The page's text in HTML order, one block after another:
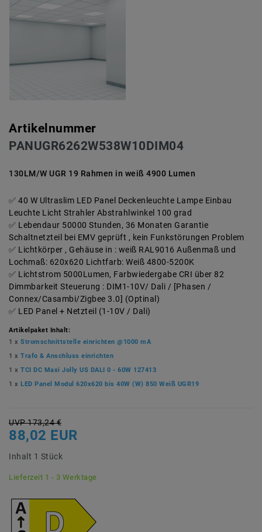
Artikelnummer
PANUGR6262W538W10DIM04
130LM/W UGR 19 Rahmen in weiß 4900 Lumen
40 W Ultraslim LED Panel Deckenleuchte Lampe Einbau
Leuchte Licht Strahler Abstrahlwinkel 100 grad
Lebendaur 50000 Stunden, 36 Monaten Garantie
Schaltnetzteil bei EMV geprüft , kein Funkstörungen Problem
Lichtkörper , Gehäuse in : weiß RAL9016 Außenmaß und
Lochmaß: 620x620 Lichtfarb: Weiß 4800-5200K
Lichtstrom 5000Lumen, Farbwiedergabe CRI über 82
Dimmbarkeit Steuerung : DIM1-10V/ Dali / [Phasen /
Connex/Casambi/Zigbee 3.0] (Optinal)
LED Panel + Netzteil (1-10V / Dali)
Artikelpaket Inhalt:
1 x Stromschnittstelle einrichten @1000 mA
1 x Trafo & Anschluss einrichten
1 x TCI DC Maxi Jolly US DALI 0 - 60W 127413
1 x LED Panel Modul 620x620 bis 40W (W) 850 Weiß UGR19
UVP 173,24 €
88,02 EUR
Inhalt 1 Stück
Lieferzeit 1 - 3 Werktage